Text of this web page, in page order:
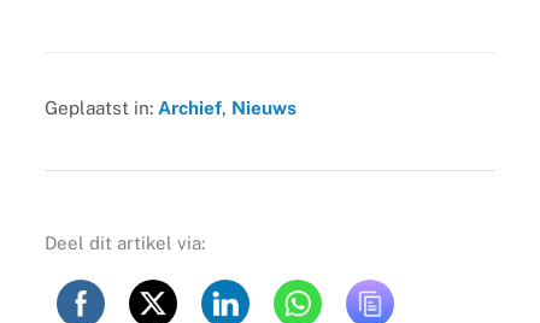
Geplaatst in: Archief, Nieuws
Deel dit artikel via: